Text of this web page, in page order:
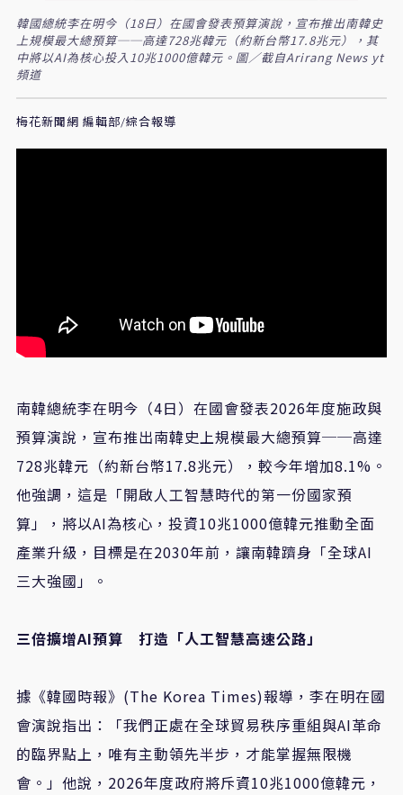
韓國總統李在明今（18日）在國會發表預算演說，宣布推出南韓史
上規模最大總預算──高達728兆韓元（約新台幣17.8兆元），其
中將以AI為核心投入10兆1000億韓元。圖／截自Arirang News yt
頻道
梅花新聞網 編輯部/綜合報導
南韓總統李在明今（4日）在國會發表2026年度施政與
預算演說，宣布推出南韓史上規模最大總預算──高達
728兆韓元（約新台幣17.8兆元），較今年增加8.1% 。
他強調，這是「開啟人工智慧時代的第一份國家預
算」，將以AI為核心，投資10兆1000億韓元推動全面
產業升級，目標是在2030年前，讓南韓躋身「全球AI
三大強國」。
三倍擴增AI預算 打造「人工智慧高速公路」
據《韓國時報》 (The Korea Times)報導，李在明在國
會演說指出：「我們正處在全球貿易秩序重組與AI革命
的臨界點上，唯有主動領先半步，才能掌握無限機
會。」他說， 2026年度政府將斥資10兆1000億韓元，